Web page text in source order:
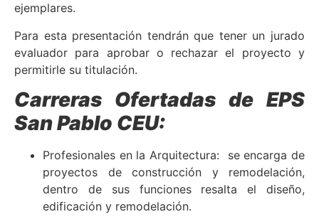
ejemplares.
Para esta presentación tendrán que tener un jurado
evaluador para aprobar o rechazar el proyecto y
permitirle su titulación.
Carreras Ofertadas de EPS
San Pablo CEU:
Profesionales en la Arquitectura: se encarga de
proyectos de construcción y remodelación,
dentro de sus funciones resalta el diseño,
edificación y remodelación.